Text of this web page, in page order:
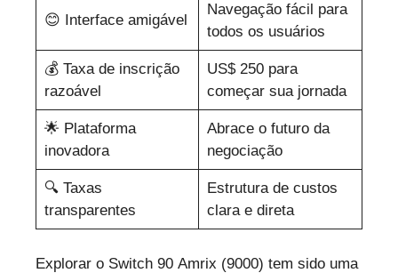
😊 Interface amigável
Navegação fácil para
todos os usuários
💰 Taxa de inscrição
razoável
US$ 250 para
começar sua jornada
🌟 Plataforma
inovadora
Abrace o futuro da
negociação
🔍 Taxas
transparentes
Estrutura de custos
clara e direta
Explorar o Switch 90 Amrix (9000) tem sido uma